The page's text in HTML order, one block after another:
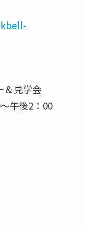
＆見学会
午後2：00